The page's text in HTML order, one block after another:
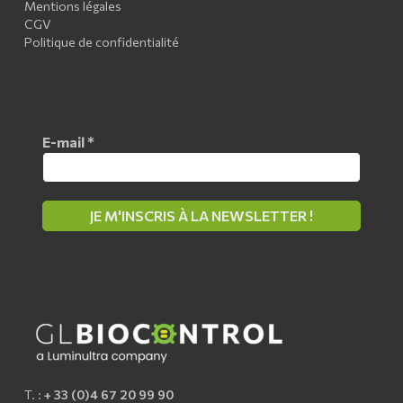
Mentions légales
CGV
Politique de confidentialité
E-mail*
T. : + 33 (0)4 67 20 99 90